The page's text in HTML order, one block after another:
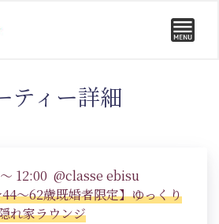
ティー詳細
12:00 @classe ebisu
～62歳既婚者限定】ゆっくり
れ家ラウンジ